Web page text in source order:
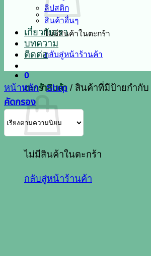
ไม่มีสินค้าในตะกร้า
กลับสู่หน้าร้านค้า
0
ตะกร้าสินค้า
ไม่มีสินค้าในตะกร้า
กลับสู่หน้าร้านค้า
ลิปสติก
สินค้าอื่นๆ
เกี่ยวกับเรา
บทความ
ติดต่อ
หน้าหลัก / Shop / สินค้าที่มีป้ายกำกับ
คัดกรอง